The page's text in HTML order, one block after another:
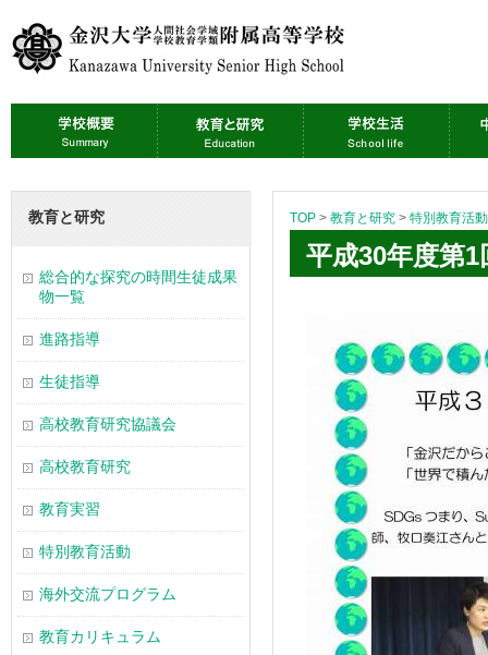
TOP > 教育と研究 > 特別教育活動
平成30年度第
教育と研究
総合的な探究の時間生徒成果
物一覧
進路指導
生徒指導
高校教育研究協議会
高校教育研究
教育実習
特別教育活動
海外交流プログラム
教育カリキュラム